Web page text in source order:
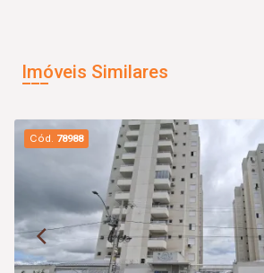
Imóveis Similares
Cód. 78988